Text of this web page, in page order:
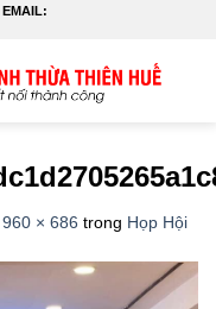
EMAIL:
960 × 686 trong Họp Hội